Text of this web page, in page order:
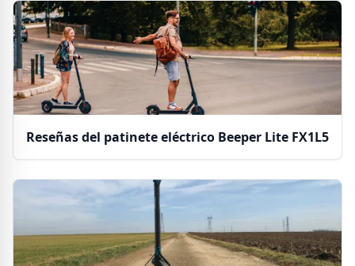
Reseñas del patinete eléctrico Beeper Lite FX1L5